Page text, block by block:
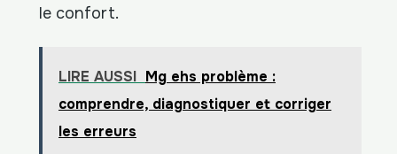
le confort.
LIRE AUSSI Mg ehs problème :
comprendre, diagnostiquer et corriger
les erreurs